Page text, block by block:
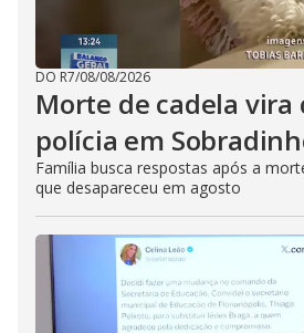
DO R7/08/08/2026
Morte de cadela vira
polícia em
Família busca respostas após a
que desapareceu em agosto